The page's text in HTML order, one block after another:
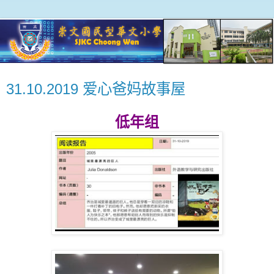
31.10.2019 爱心爸妈故事屋
低年组